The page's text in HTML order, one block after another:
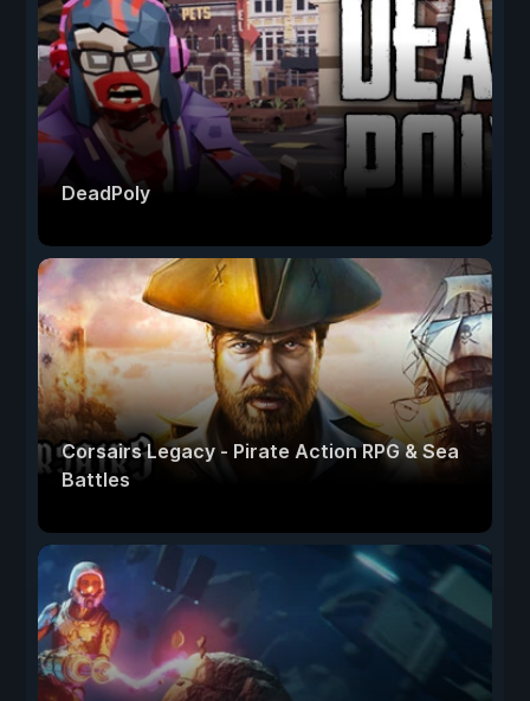
DeadPoly
Corsairs Legacy - Pirate Action RPG & Sea
Battles